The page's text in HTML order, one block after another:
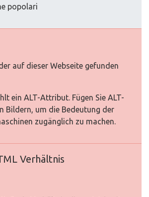
popolari
auf dieser Webseite gefunden
ein ALT-Attribut. Fügen Sie ALT-
Bildern, um die Bedeutung der
zugänglich zu machen.
Verhältnis